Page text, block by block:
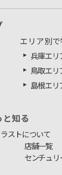
エリア別
兵庫エリ
鳥取エリ
島根エリ
と知る
ストについて
店舗一覧
センチュ